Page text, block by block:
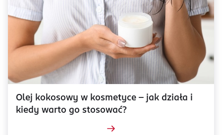
Olej kokosowy w kosmetyce – jak działa i
kiedy warto go stosować?